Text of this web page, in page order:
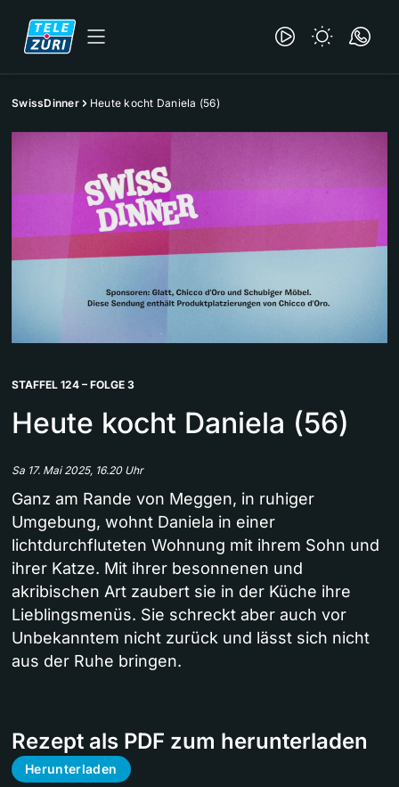
SwissDinner Heute kocht Daniela (56)
STAFFEL 124 – FOLGE 3
Heute kocht Daniela (56)
Sa 17. Mai 2025, 16.20 Uhr
Ganz am Rande von Meggen, in ruhiger
Umgebung, wohnt Daniela in einer
lichtdurchfluteten Wohnung mit ihrem Sohn und
ihrer Katze. Mit ihrer besonnenen und
akribischen Art zaubert sie in der Küche ihre
Lieblingsmenüs. Sie schreckt aber auch vor
Unbekanntem nicht zurück und lässt sich nicht
aus der Ruhe bringen.
Rezept als PDF zum herunterladen
Herunterladen